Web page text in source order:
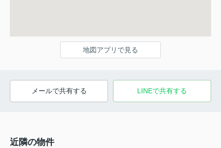
地図アプリで見る
メールで共有する LINEで共有する
近隣の物件